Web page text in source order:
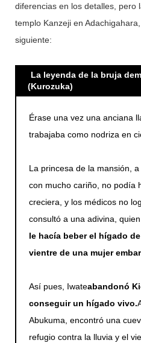
diferencias en los detalles, pero
templo Kanzeji en
siguiente:
La leyenda de la bruja
(Kurozuka)
Érase una vez una anciana
trabajaba como nodriza en
La princesa de la mansión,
con mucho cariño, no podía
creciera, y los médicos no
consultó a una adivina,
le hacía beber el hígado
vientre de una mujer
Así pues, Iwateabandonó
conseguir un hígado vivo.
Abukuma, encontró una
refugio contra la lluvia y el